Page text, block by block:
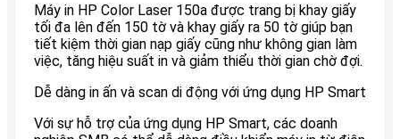
Máy in HP Color Laser 150a được trang bị khay giấy
tối đa lên đến 150 tờ và khay giấy ra 50 tờ giúp bạn
tiết kiệm thời gian nạp giấy cũng như không gian làm
việc, tăng hiệu suất in và giảm thiểu thời gian chờ đợi.
Dễ dàng in ấn và scan di động với ứng dụng HP Smart
Với sự hỗ trợ của ứng dụng HP Smart, các doanh